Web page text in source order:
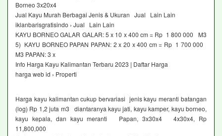
Borneo 3x20x4
Jual Kayu Murah Berbagai Jenis & Ukuran Jual Lain Lain
iklanbarisgratisindo › Jual Lain Lain
KAYU BORNEO GALAR GALAR: 5 x 10 x 400 cm = Rp 1 800 000 M3
5) KAYU BORNEO PAPAN PAPAN: 2 x 20 x 400 cm = Rp 1 700 000
M3 PAPAN: 3 x
Info Harga Kayu Kalimantan Terbaru 2023 | Daftar Harga
harga web id › Properti
Harga kayu kalimantan cukup bervariasi jenis kayu meranti batangan
(log) Rp 1,2 juta m3 diantaranya kayu jati, kayu kamper, kayu borneo,
kayu kepala, dan kayu meranti Papan, 3x30x4 4x30x4, Rp
11,800,000